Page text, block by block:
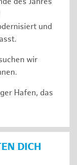
und
wir
Hafen, das
DICH